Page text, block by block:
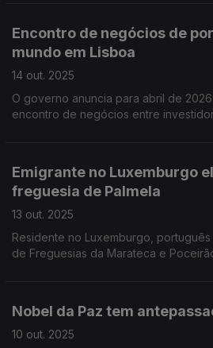
Encontro de negócios de
mundo em Lisboa
14 out. 2025
O governo anuncia para abril de
encontro de negócios entre
Emigrante no Luxemburgo
freguesia de Palmela
13 out. 2025
Residente no Luxemburgo,
de Freguesias da Marateca e
Nobel da Paz tem
10 out. 2025